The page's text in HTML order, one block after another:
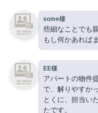
some様
些細なことでも
もし何かあれば
EE様
アパートの物件
で、解りやすか
とくに、担当い
たです。